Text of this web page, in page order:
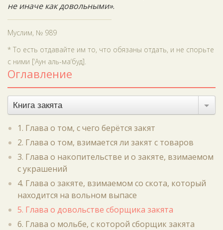
не иначе как довольными».
Муслим, № 989
* То есть отдавайте им то, что обязаны отдать, и не спорьте
с ними [‘Аун аль-ма‘буд].
Оглавление
Книга закята
1. Глава о том, с чего берётся закят
2. Глава о том, взимается ли закят с товаров
3. Глава о накопительстве и о закяте, взимаемом
с украшений
4. Глава о закяте, взимаемом со скота, который
находится на вольном выпасе
5. Глава о довольстве сборщика закята
6. Глава о мольбе, с которой сборщик закята